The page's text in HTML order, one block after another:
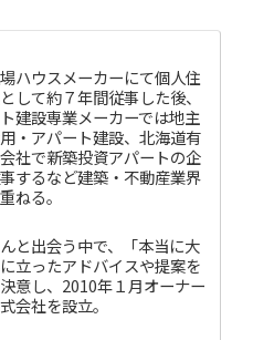
ハウスメーカーにて個人住
して約７年間従事した後、
建設専業メーカーでは地主
・アパート建設、北海道有
社で新築投資アパートの企
するなど建築・不動産業界
ねる。
と出会う中で、「本当に大
立ったアドバイスや提案を
意し、2010年１月オーナー
会社を設立。